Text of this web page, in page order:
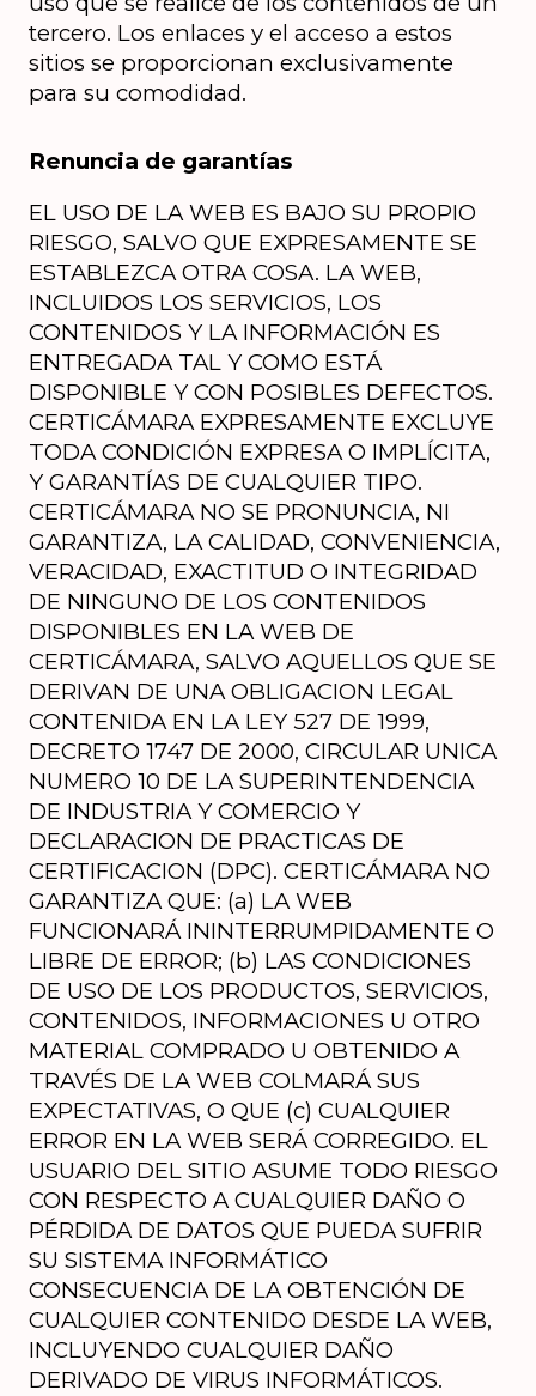
tercero. Los enlaces y el acceso a estos
sitios se proporcionan exclusivamente
para su comodidad.
Renuncia de garantías
EL USO DE LA WEB ES BAJO SU PROPIO
RIESGO, SALVO QUE EXPRESAMENTE SE
ESTABLEZCA OTRA COSA. LA WEB,
INCLUIDOS LOS SERVICIOS, LOS
CONTENIDOS Y LA INFORMACIÓN ES
ENTREGADA TAL Y COMO ESTÁ
DISPONIBLE Y CON POSIBLES DEFECTOS.
CERTICÁMARA EXPRESAMENTE EXCLUYE
TODA CONDICIÓN EXPRESA O IMPLÍCITA,
Y GARANTÍAS DE CUALQUIER TIPO.
CERTICÁMARA NO SE PRONUNCIA, NI
GARANTIZA, LA CALIDAD, CONVENIENCIA,
VERACIDAD, EXACTITUD O INTEGRIDAD
DE NINGUNO DE LOS CONTENIDOS
DISPONIBLES EN LA WEB DE
CERTICÁMARA, SALVO AQUELLOS QUE SE
DERIVAN DE UNA OBLIGACION LEGAL
CONTENIDA EN LA LEY 527 DE 1999,
DECRETO 1747 DE 2000, CIRCULAR UNICA
NUMERO 10 DE LA SUPERINTENDENCIA
DE INDUSTRIA Y COMERCIO Y
DECLARACION DE PRACTICAS DE
CERTIFICACION (DPC). CERTICÁMARA NO
GARANTIZA QUE: (a) LA WEB
FUNCIONARÁ ININTERRUMPIDAMENTE O
LIBRE DE ERROR; (b) LAS CONDICIONES
DE USO DE LOS PRODUCTOS, SERVICIOS,
CONTENIDOS, INFORMACIONES U OTRO
MATERIAL COMPRADO U OBTENIDO A
TRAVÉS DE LA WEB COLMARÁ SUS
EXPECTATIVAS, O QUE (c) CUALQUIER
ERROR EN LA WEB SERÁ CORREGIDO. EL
USUARIO DEL SITIO ASUME TODO RIESGO
CON RESPECTO A CUALQUIER DAÑO O
PÉRDIDA DE DATOS QUE PUEDA SUFRIR
SU SISTEMA INFORMÁTICO
CONSECUENCIA DE LA OBTENCIÓN DE
CUALQUIER CONTENIDO DESDE LA WEB,
INCLUYENDO CUALQUIER DAÑO
DERIVADO DE VIRUS INFORMÁTICOS.